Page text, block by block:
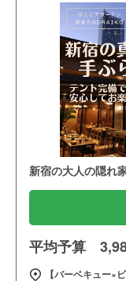
新宿の大人の隠れ
平均予算
【バーベキュー×